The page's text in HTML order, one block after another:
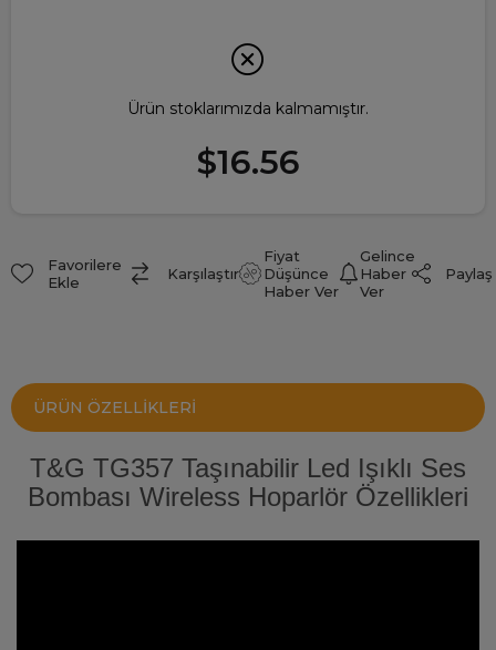
Ürün stoklarımızda kalmamıştır.
$16.56
Favorilere
Ekle
Karşılaştır
Fiyat
Düşünce
Haber Ver
Gelince
Haber
Ver
Paylaş
ÜRÜN ÖZELLIKLERI
T&G TG357 Taşınabilir Led Işıklı Ses
Bombası Wireless Hoparlör Özellikleri